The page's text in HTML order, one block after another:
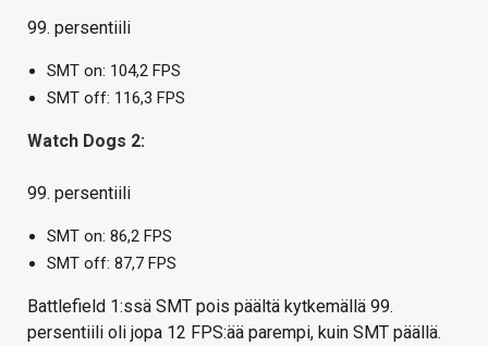
99. persentiili
SMT on: 104,2 FPS
SMT off: 116,3 FPS
Watch Dogs 2:
99. persentiili
SMT on: 86,2 FPS
SMT off: 87,7 FPS
Battlefield 1:ssä SMT pois päältä kytkemällä 99.
persentiili oli jopa 12 FPS:ää parempi, kuin SMT päällä.